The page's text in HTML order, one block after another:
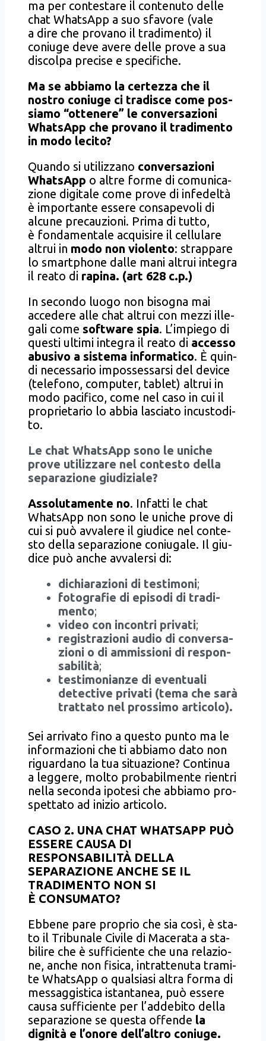
ma per con­te­sta­re il con­te­nu­to del­le
chat Wha­tsApp a suo sfa­vo­re (vale
a dire che pro­va­no il tra­di­men­to) il
coniu­ge deve ave­re del­le pro­ve a sua
discol­pa pre­ci­se e spe­ci­fi­che.
Ma se abbia­mo la cer­tez­za che il
nostro coniu­ge ci tra­di­sce come pos­
sia­mo “otte­ne­re” le con­ver­sa­zio­ni
Wha­tsApp che pro­va­no il tra­di­men­to
in modo leci­to?
Quan­do si uti­liz­za­no con­ver­sa­zio­ni
Wha­tsApp o altre for­me di comu­ni­ca­
zio­ne digi­ta­le come pro­ve di infe­del­tà
è impor­tan­te esse­re con­sa­pe­vo­li di
alcu­ne pre­cau­zio­ni. Pri­ma di tut­to,
è fon­da­men­ta­le acqui­si­re il cel­lu­la­re
altrui in modo non vio­len­to: strap­pa­re
lo smart­pho­ne dal­le mani altrui inte­gra
il rea­to di rapi­na. (art 628 c.p.)
In secon­do luo­go non biso­gna mai
acce­de­re alle chat altrui con mez­zi ille­
ga­li comesoft­ware spia. L’impiego di
que­sti ulti­mi inte­gra il rea­to di acces­so
abu­si­vo a siste­ma infor­ma­ti­co. È quin­
di neces­sa­rio impos­ses­sar­si del devi­ce
(tele­fo­no, com­pu­ter, tablet) altrui in
modo paci­fi­co, come nel caso in cui il
pro­prie­ta­rio lo abbia lascia­to incu­sto­di­
to.
Le chat Wha­tsApp sono le uni­che
pro­ve uti­liz­za­re nel con­te­sto del­la
sepa­ra­zio­ne giu­di­zia­le?
Asso­lu­ta­men­te no. Infat­ti le chat
Wha­tsApp non sono le uni­che pro­ve di
cui si può avva­le­re il giu­di­ce nel con­te­
sto del­la sepa­ra­zio­ne coniu­ga­le. Il giu­
di­ce può anche avva­ler­si di:
dichia­ra­zio­ni di testi­mo­ni;
foto­gra­fie di epi­so­di di tra­di­
men­to;
video con incon­tri pri­va­ti;
regi­stra­zio­ni audio di con­ver­sa­
zio­ni o di ammis­sio­ni di respon­
sa­bi­li­tà;
testi­mo­nian­ze di even­tua­li
detec­ti­ve pri­va­ti (tema che sarà
trat­ta­to nel pros­si­mo arti­co­lo).
Sei arri­va­to fino a que­sto pun­to ma le
infor­ma­zio­ni che ti abbia­mo dato non
riguar­da­no la tua situa­zio­ne? Con­ti­nua
a leg­ge­re, mol­to pro­ba­bil­men­te rien­tri
nel­la secon­da ipo­te­si che abbia­mo pro­
spet­ta­to ad ini­zio arti­co­lo.
CASO 2. UNA CHAT WHATSAPP PUÒ
ESSERE CAUSA DI
RESPONSABILITÀ DELLA
SEPARAZIONE ANCHE SE IL
TRADIMENTO NON SI
È CONSUMATO?
Ebbe­ne pare pro­prio che sia così, è sta­
to il Tri­bu­na­le Civi­le di Mace­ra­ta a sta­
bi­li­re che è suf­fi­cien­te che una rela­zio­
ne, anche non fisi­ca, intrat­te­nu­ta tra­mi­
te Wha­tsApp o qual­sia­si altra for­ma di
mes­sag­gi­sti­ca istan­ta­nea, può esse­re
cau­sa suf­fi­cien­te per l’addebito del­la
sepa­ra­zio­ne se que­sta offen­de la
digni­tà e l’onore dell’altro coniu­ge.